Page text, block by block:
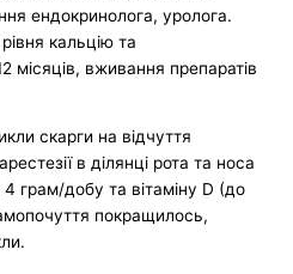
ендокринолога, уролога.
кальцію та
місяців, вживання препаратів
скарги на відчуття
в ділянці рота та носа
грам/добу та вітаміну D (до
покращилось,